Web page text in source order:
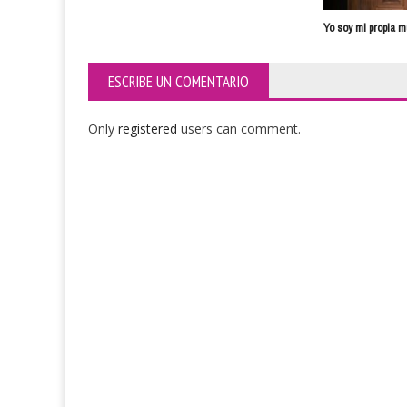
Yo soy mi propia
ESCRIBE UN COMENTARIO
Only registered users can comment.